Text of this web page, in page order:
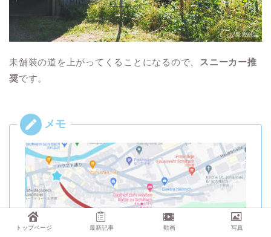
未舗装の道を上がってくることになるので、
スニーカー推
奨です。
トップページ 最新記事 動画 写真